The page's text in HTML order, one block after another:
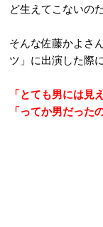
ど生えてこないの
そんな佐藤かよさ
ツ」に出演した際
「とても男には見
「ってか男だった